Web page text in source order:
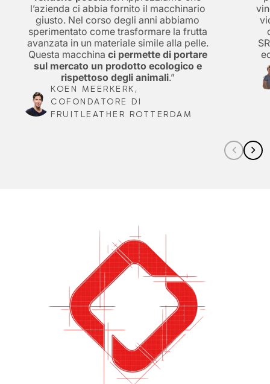
l’azienda ci abbia fornito il macchinario
giusto. Nel corso degli anni abbiamo
sperimentato come trasformare la frutta
avanzata in un materiale simile alla pelle.
Questa macchina ci permette di portare
sul mercato un prodotto ecologico e
rispettoso degli animali.”
KOEN MEERKERK,
COFONDATORE DI
FRUITLEATHER ROTTERDAM